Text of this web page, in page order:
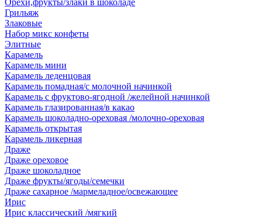
Орехи,фрукты/злаки в шоколаде
Грильяж
Злаковые
Набор микс конфеты
Элитные
Карамель
Карамель мини
Карамель леденцовая
Карамель помадная/с молочной начинкой
Карамель с фруктово-ягодной /желейной начинкой
Карамель глазированная/в какао
Карамель шоколадно-ореховая /молочно-ореховая
Карамель открытая
Карамель ликерная
Драже
Драже ореховое
Драже шоколадное
Драже фрукты/ягоды/семечки
Драже сахарное /мармеладное/освежающее
Ирис
Ирис классический /мягкий